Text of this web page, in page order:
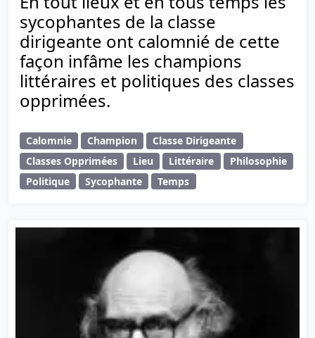
sycophantes de la classe
dirigeante ont calomnié de cette
façon infâme les champions
littéraires et politiques des classes
opprimées.
Calomnie Champion
Classe Dirigeante
Classes Opprimées
Lieu Littéraire
Philosophie
Politique
Sycophante Temps